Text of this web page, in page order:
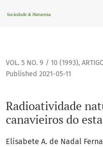
Radioatividade natural
VOL. 5 NO. 9 / 10 (1993),
Radioatividade
canavieiros do
Published 2021-05-11
Elisabete A. de Nadal